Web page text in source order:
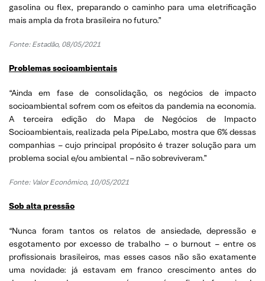
gasolina ou flex, preparando o caminho para uma eletrificação
mais ampla da frota brasileira no futuro.”
Fonte: Estadão, 08/05/2021
Problemas socioambientais
“Ainda em fase de consolidação, os negócios de impacto
socioambiental sofrem com os efeitos da pandemia na economia.
A terceira edição do Mapa de Negócios de Impacto
Socioambientais, realizada pela Pipe.Labo, mostra que 6% dessas
companhias – cujo principal propósito é trazer solução para um
problema social e/ou ambiental – não sobreviveram.”
Fonte: Valor Econômico, 10/05/2021
Sob alta pressão
“Nunca foram tantos os relatos de ansiedade, depressão e
esgotamento por excesso de trabalho – o burnout – entre os
profissionais brasileiros, mas esses casos não são exatamente
uma novidade: já estavam em franco crescimento antes do